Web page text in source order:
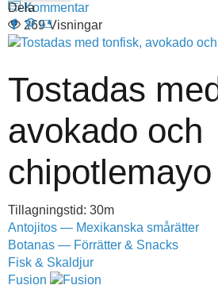
Kommentar
269 Visningar
Dela
Tostadas
avokado och
chipotlemayo
Tillagningstid: 30m
Antojitos — Mexikanska smårätter
Botanas — Förrätter & Snacks
Fisk & Skaldjur
Fusion